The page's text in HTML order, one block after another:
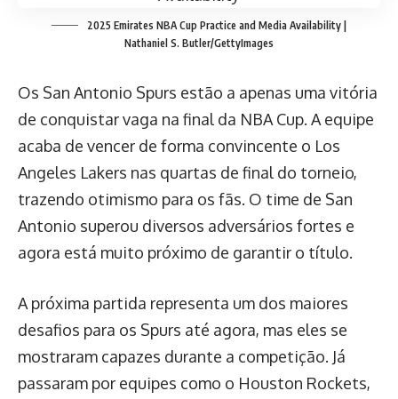
2025 Emirates NBA Cup Practice and Media Availability |
Nathaniel S. Butler/GettyImages
Os San Antonio Spurs estão a apenas uma vitória
de conquistar vaga na final da NBA Cup. A equipe
acaba de vencer de forma convincente o Los
Angeles Lakers nas quartas de final do torneio,
trazendo otimismo para os fãs. O time de San
Antonio superou diversos adversários fortes e
agora está muito próximo de garantir o título.
A próxima partida representa um dos maiores
desafios para os Spurs até agora, mas eles se
mostraram capazes durante a competição. Já
passaram por equipes como o Houston Rockets,